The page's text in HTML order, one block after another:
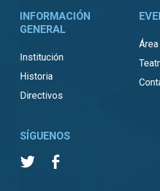
INFORMACIÓN
GENERAL
Institución
Historia
Directivos
SÍGUENOS